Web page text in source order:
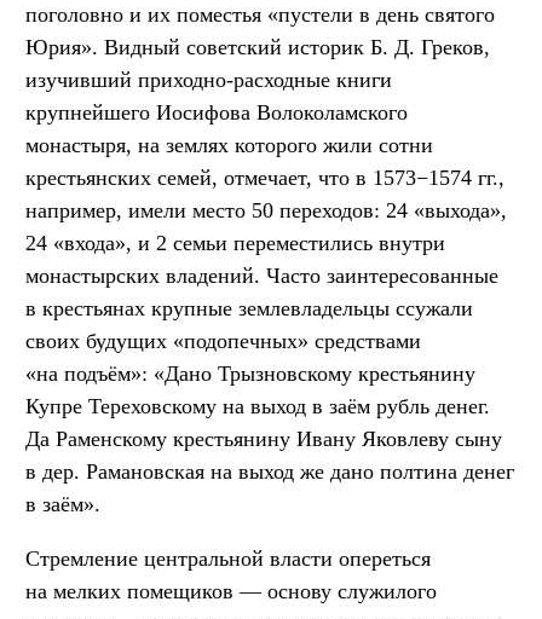
поголовно и их поместья «пустели в день святого
Юрия». Видный советский историк Б. Д. Греков,
изучивший приходно-расходные книги
крупнейшего Иосифова Волоколамского
монастыря, на землях которого жили сотни
крестьянских семей, отмечает, что в 1573−1574 гг.,
например, имели место 50 переходов: 24 «выхода»,
24 «входа», и 2 семьи переместились внутри
монастырских владений. Часто заинтересованные
в крестьянах крупные землевладельцы ссужали
своих будущих «подопечных» средствами
«на подъём»: «Дано Трызновскому крестьянину
Купре Тереховскому на выход в заём рубль денег.
Да Раменскому крестьянину Ивану Яковлеву сыну
в дер. Рамановская на выход же дано полтина денег
в заём».
Стремление центральной власти опереться
на мелких помещиков — основу служилого